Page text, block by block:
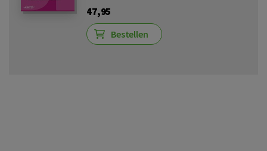
47,95
Bestellen